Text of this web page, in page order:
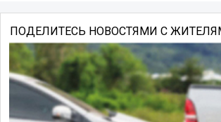
ПОДЕЛИТЕСЬ НОВОСТЯМИ С